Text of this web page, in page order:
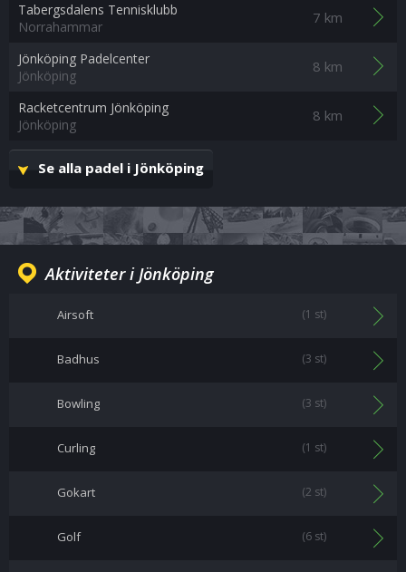
Tabergsdalens Tennisklubb
Norrahammar
7 km
Jönköping Padelcenter
Jönköping
8 km
Racketcentrum Jönköping
Jönköping
8 km
Se alla padel i Jönköping
Aktiviteter i Jönköping
Airsoft (1 st)
Badhus (3 st)
Bowling (3 st)
Curling (1 st)
Gokart (2 st)
Golf (6 st)